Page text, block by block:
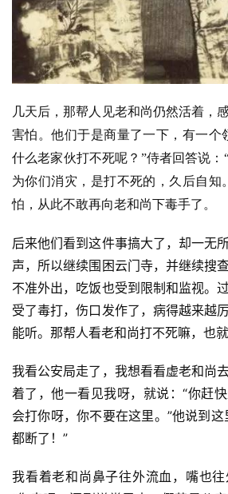
讯
几天后，那帮人见老和尚仍然活着，
害怕。他们于是商量了一下，有一个
什么老家伙打不死呢？”侍者回答说：
为你们消灾，是打不死的，久后自知
怕，从此不敢再向老和尚下毒手了。
后来他们看到这件事搞大了，却一无
声，所以继续围困云门寺，并继续搜
不准外出，吃饭也受到限制和监视。
受了毒打，伤口发作了，病得越来越
能听。那帮人看老和尚打不死嘛，也就
我看公安局走了，我想看看虚老和尚
着了，他一看见我呀，就说：“你赶
会打你呀，你不要在这里。”他说到
都断了！”
我看着老和尚鼻子往外流血，嘴也往